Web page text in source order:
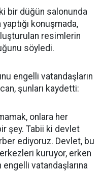
bir düğün salonunda
konuşmada,
resimlerin
söyledi.
engelli vatandaşların
şunları kaydetti:
onlara her
şey. Tabii ki devlet
ediyoruz. Devlet, bu
kuruyor, erken
vatandaşlarına